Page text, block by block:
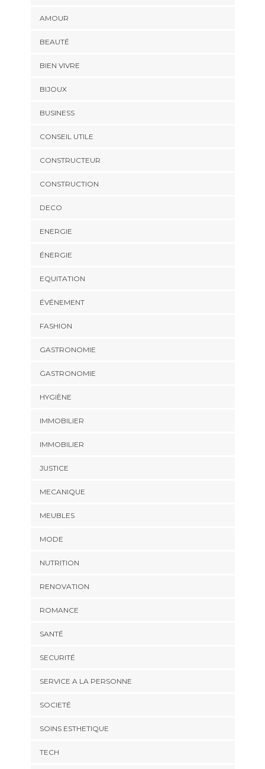
AMOUR
BEAUTÉ
BIEN VIVRE
BIJOUX
BUSINESS
CONSEIL UTILE
CONSTRUCTEUR
CONSTRUCTION
DECO
ENERGIE
ÉNERGIE
EQUITATION
ÉVÉNEMENT
FASHION
GASTRONOMIE
GASTRONOMIE
HYGIÈNE
IMMOBILIER
IMMOBILIER
JUSTICE
MECANIQUE
MEUBLES
MODE
NUTRITION
RENOVATION
ROMANCE
SANTÉ
SECURITÉ
SERVICE A LA PERSONNE
SOCIETÉ
SOINS ESTHETIQUE
TECH